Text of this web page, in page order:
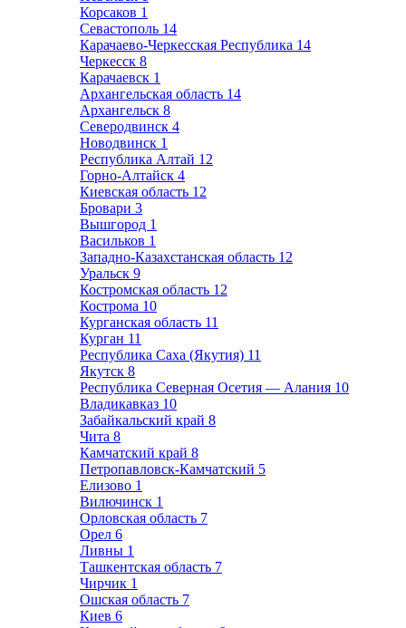
Корсаков 1
Севастополь 14
Карачаево-Черкесская Республика 14
Черкесск 8
Карачаевск 1
Архангельская область 14
Архангельск 8
Северодвинск 4
Новодвинск 1
Республика Алтай 12
Горно-Алтайск 4
Киевская область 12
Бровари 3
Вышгород 1
Васильков 1
Западно-Казахстанская область 12
Уральск 9
Костромская область 12
Кострома 10
Курганская область 11
Курган 11
Республика Саха (Якутия) 11
Якутск 8
Республика Северная Осетия — Алания 10
Владикавказ 10
Забайкальский край 8
Чита 8
Камчатский край 8
Петропавловск-Камчатский 5
Елизово 1
Вилючинск 1
Орловская область 7
Орел 6
Ливны 1
Ташкентская область 7
Чирчик 1
Ошская область 7
Киев 6